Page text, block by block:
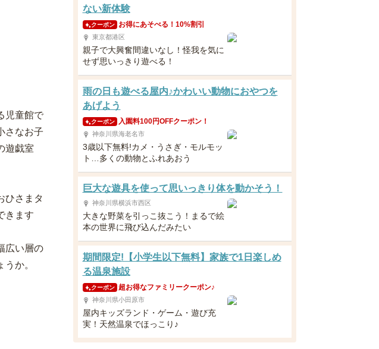
児童館で
さなお子
遊戯室
ひさまタ
きます
広い層の
か。
ない新体験
クーポン お得にあそべる！10%割引
東京都港区
親子で大興奮間違いなし！怪我を気に
せず思いっきり遊べる！
雨の日も遊べる屋内♪かわいい動物におやつを
あげよう
クーポン 入園料100円OFFクーポン！
神奈川県海老名市
3歳以下無料!カメ・うさぎ・モルモッ
ト…多くの動物とふれあおう
巨大な遊具を使って思いっきり体を動かそう！
神奈川県横浜市西区
大きな野菜を引っこ抜こう！まるで絵
本の世界に飛び込んだみたい
期間限定!【小学生以下無料】家族で1日楽しめ
る温泉施設
クーポン 超お得なファミリークーポン♪
神奈川県小田原市
屋内キッズランド・ゲーム・遊び充
実！天然温泉でほっこり♪